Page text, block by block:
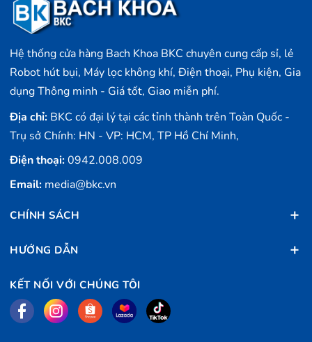
Hệ thống cửa hàng Bach Khoa BKC chuyên cung cấp sỉ, lẻ
Robot hút bụi, Máy lọc không khí, Điện thoại, Phụ kiện, Gia
dụng Thông minh - Giá tốt, Giao miễn phí.
Địa chỉ: BKC có đại lý tại các tỉnh thành trên Toàn Quốc -
Trụ sở Chính: HN - VP: HCM, TP Hồ Chí Minh,
Điện thoại:0942.008.009
Email: media@bkc.vn
CHÍNH SÁCH
HƯỚNG DẪN
KẾT NỐI VỚI CHÚNG TÔI